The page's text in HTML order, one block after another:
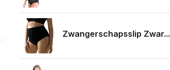
Zwangerschapsslip Zwar...